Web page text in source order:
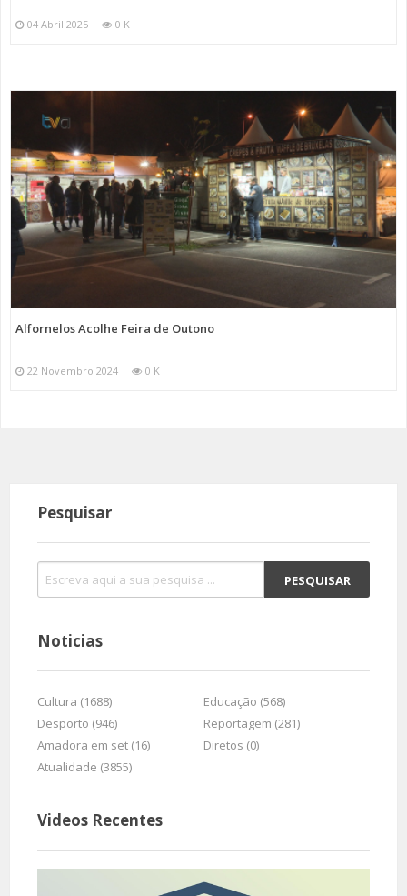
04 Abril 2025 0 K
Alfornelos Acolhe Feira de Outono
22 Novembro 2024 0 K
Pesquisar
Noticias
Cultura (1688)
Educação (568)
Desporto (946)
Reportagem (281)
Amadora em set (16)
Diretos (0)
Atualidade (3855)
Videos Recentes